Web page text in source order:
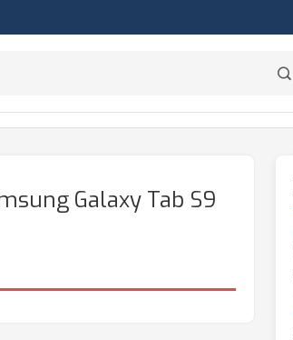
Galaxy Tab S9